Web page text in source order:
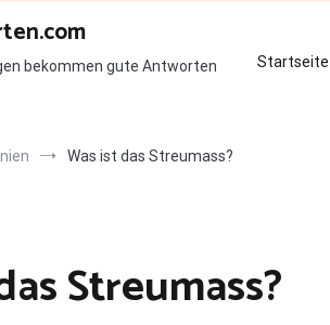
bekommen gute Antworten Startseite
Was ist das Streumass?
Streumass?